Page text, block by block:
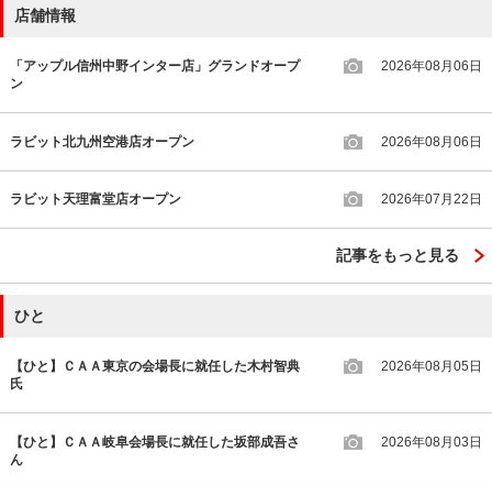
店舗情報
「アップル信州中野インター店」グランドオープ
ン
2026年08月06日
ラビット北九州空港店オープン 2026年08月06日
ラビット天理富堂店オープン 2026年07月22日
記事をもっと見る
ひと
【ひと】ＣＡＡ東京の会場長に就任した木村智典
氏
2026年08月05日
【ひと】ＣＡＡ岐阜会場長に就任した坂部成吾さ
ん
2026年08月03日